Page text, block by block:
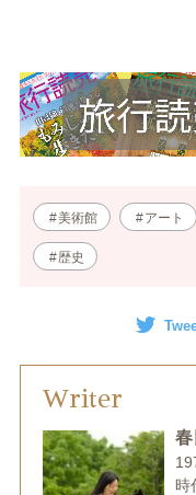
美術館 アート
歴史
Writer
春
時